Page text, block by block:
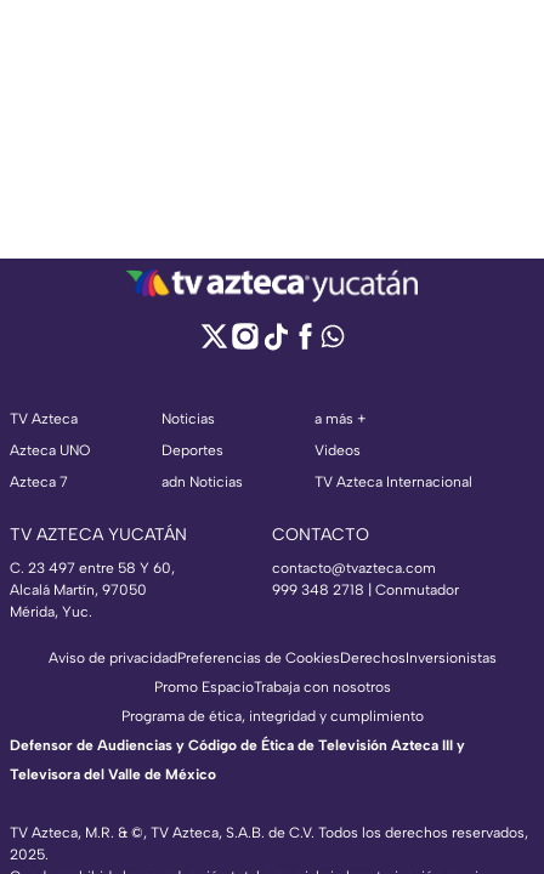
TV Azteca
Azteca UNO
Azteca 7
Noticias
Deportes
adn Noticias
a más +
Videos
TV Azteca Internacional
TV AZTECA YUCATÁN
C. 23 497 entre 58 Y 60,
Alcalá Martín, 97050
Mérida, Yuc.
CONTACTO
contacto@tvazteca.com
999 348 2718 | Conmutador
TV Azteca, M.R. & ©, TV Azteca, S.A.B. de C.V. Todos los derechos reservados,
2025.
Aviso de privacidadPreferencias de CookiesDerechosInversionistas
Promo EspacioTrabaja con nosotros
Programa de ética, integridad y cumplimiento
Defensor de Audiencias y Código de Ética de Televisión Azteca III y
Televisora del Valle de México